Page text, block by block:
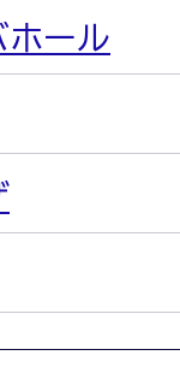
ホール